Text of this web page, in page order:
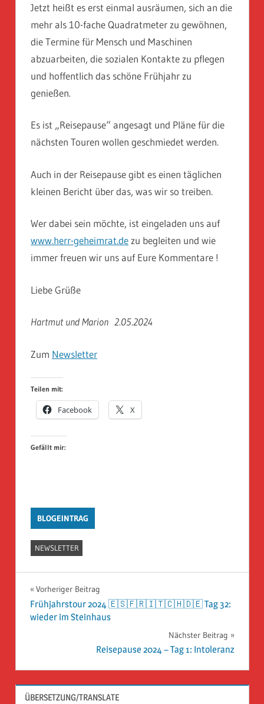
Jetzt heißt es erst einmal ausräumen, sich an die
mehr als 10-fache Quadratmeter zu gewöhnen,
die Termine für Mensch und Maschinen
abzuarbeiten, die sozialen Kontakte zu pflegen
und hoffentlich das schöne Frühjahr zu
genießen.
Es ist „Reisepause“ angesagt und Pläne für die
nächsten Touren wollen geschmiedet werden.
Auch in der Reisepause gibt es einen täglichen
kleinen Bericht über das, was wir so treiben.
Wer dabei sein möchte, ist eingeladen uns auf
www.herr-geheimrat.dezu begleiten und wie
immer freuen wir uns auf Eure Kommentare !
Liebe Grüße
Hartmut und Marion 2.05.2024
Zum Newsletter
Teilen mit:
Facebook X
Gefällt mir:
BLOGEINTRAG
NEWSLETTER
Beitragsnavigation
Vorheriger Beitrag
Frühjahrstour 2024 🇪🇸🇫🇷🇮🇹🇨🇭🇩🇪 Tag 32:
wieder im Steinhaus
Nächster Beitrag
Reisepause 2024 – Tag 1: Intoleranz
ÜBERSETZUNG/TRANSLATE